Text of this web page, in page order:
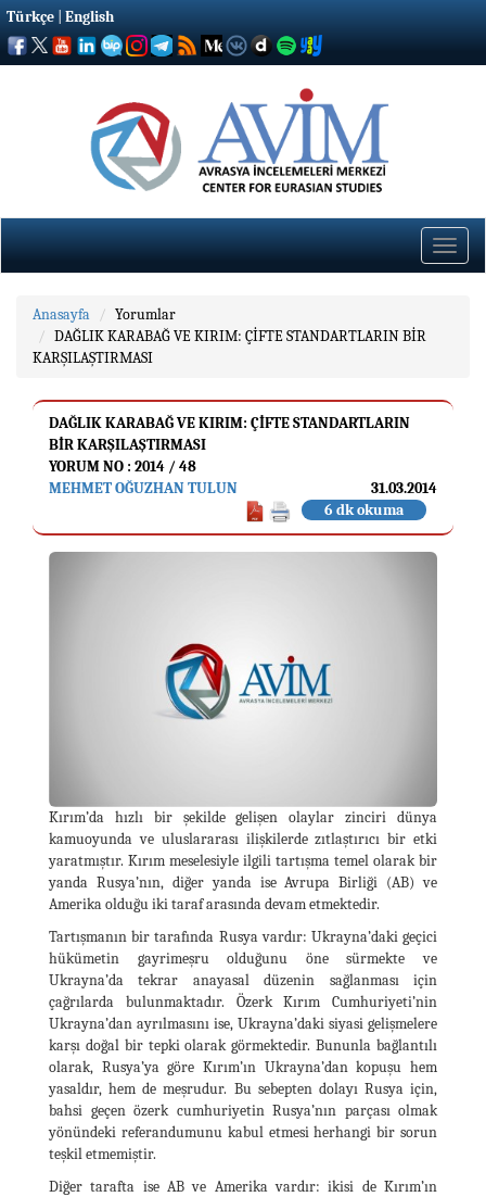
Türkçe English
Toggle
Anasayfa
Yorumlar
DAĞLIK KARABAĞ VE KIRIM: ÇİFTE STANDARTLARIN BİR
KARŞILAŞTIRMASI
DAĞLIK KARABAĞ VE KIRIM: ÇİFTE STANDARTLARIN
BİR KARŞILAŞTIRMASI
YORUM NO : 2014 / 48
MEHMET OĞUZHAN TULUN
31.03.2014
6 dk okuma
Kırım’da hızlı bir şekilde gelişen olaylar zinciri dünya
kamuoyunda ve uluslararası ilişkilerde zıtlaştırıcı bir etki
yaratmıştır. Kırım meselesiyle ilgili tartışma temel olarak bir
yanda Rusya’nın, diğer yanda ise Avrupa Birliği (AB) ve
Amerika olduğu iki taraf arasında devam etmektedir.
Tartışmanın bir tarafında Rusya vardır: Ukrayna’daki geçici
hükümetin gayrimeşru olduğunu öne sürmekte ve
Ukrayna’da tekrar anayasal düzenin sağlanması için
çağrılarda bulunmaktadır. Özerk Kırım Cumhuriyeti’nin
Ukrayna’dan ayrılmasını ise, Ukrayna’daki siyasi gelişmelere
karşı doğal bir tepki olarak görmektedir. Bununla bağlantılı
olarak, Rusya’ya göre Kırım’ın Ukrayna’dan kopuşu hem
yasaldır, hem de meşrudur. Bu sebepten dolayı Rusya için,
bahsi geçen özerk cumhuriyetin Rusya’nın parçası olmak
yönündeki referandumunu kabul etmesi herhangi bir sorun
teşkil etmemiştir.
Diğer tarafta ise AB ve Amerika vardır: ikisi de Kırım’ın